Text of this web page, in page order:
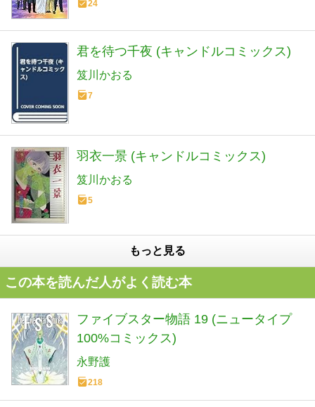
24
君を待つ千夜 (キャンドルコミックス)
笈川かおる
7
羽衣一景 (キャンドルコミックス)
笈川かおる
5
もっと見る
この本を読んだ人がよく読む本
ファイブスター物語 19 (ニュータイプ
100%コミックス)
永野護
218